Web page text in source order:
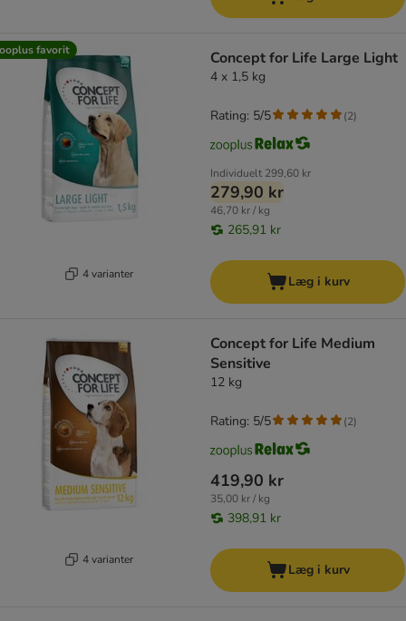
favorit
4 varianter
Concept for Life Large Light
4 x 1,5 kg
Individuelt 299,60 kr
279,90 kr
46,70 kr / kg
265,91 kr
Rating: 5/5 (2)
Læg i kurv
4 varianter
Concept for Life Medium
Sensitive
12 kg
419,90 kr
35,00 kr / kg
398,91 kr
Rating: 5/5 (2)
Læg i kurv